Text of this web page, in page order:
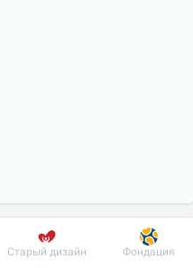
Пациенту
Старый дизайн Фондация